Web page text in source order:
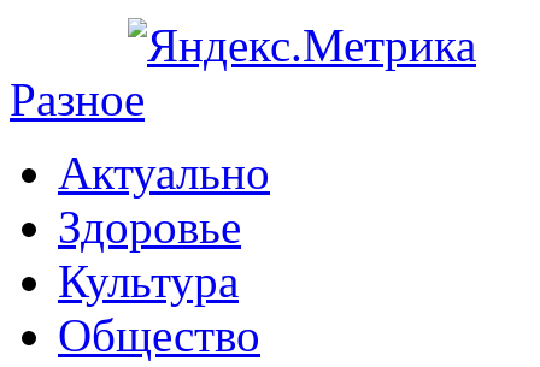
Разное
Актуально
Здоровье
Культура
Общество